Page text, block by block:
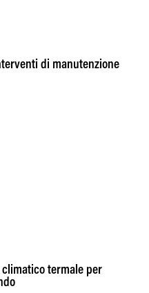
di manutenzione
climatico termale per